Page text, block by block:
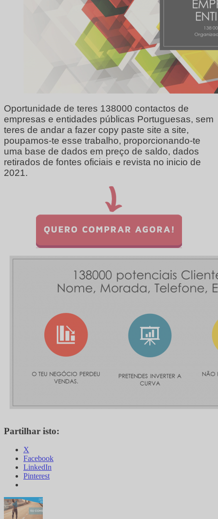
Oportunidade de teres 138000 contactos de
empresas e entidades públicas Portuguesas, sem
teres de andar a fazer copy paste site a site,
poupamos-te esse trabalho, proporcionando-te
uma base de dados em preço de saldo, dados
retirados de fontes oficiais e revista no inicio de
2021.
Partilhar isto:
X
Facebook
LinkedIn
Pinterest